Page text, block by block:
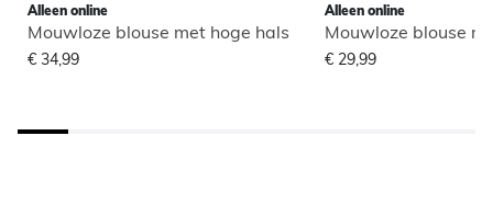
Alleen online
Mouwloze blouse met hoge hals
€ 34,99
Alleen online
Mouwloze blouse
€ 29,99